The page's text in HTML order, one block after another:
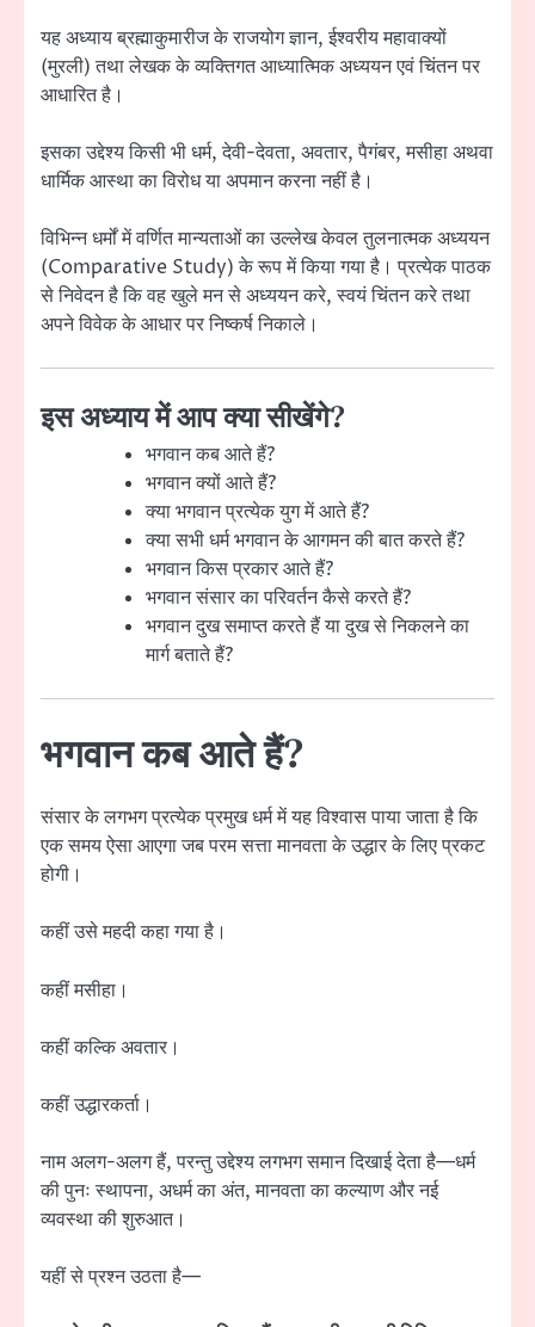
यह अध्याय ब्रह्माकुमारीज के राजयोग ज्ञान, ईश्वरीय महावाक्यों
(मुरली) तथा लेखक के व्यक्तिगत आध्यात्मिक अध्ययन एवं चिंतन पर
आधारित है।
इसका उद्देश्य किसी भी धर्म, देवी-देवता, अवतार, पैगंबर, मसीहा अथवा
धार्मिक आस्था का विरोध या अपमान करना नहीं है।
विभिन्न धर्मों में वर्णित मान्यताओं का उल्लेख केवल तुलनात्मक अध्ययन
(Comparative Study) के रूप में किया गया है। प्रत्येक पाठक
से निवेदन है कि वह खुले मन से अध्ययन करे, स्वयं चिंतन करे तथा
अपने विवेक के आधार पर निष्कर्ष निकाले।
इस अध्याय में आप क्या सीखेंगे?
भगवान कब आते हैं?
भगवान क्यों आते हैं?
क्या भगवान प्रत्येक युग में आते हैं?
क्या सभी धर्म भगवान के आगमन की बात करते हैं?
भगवान किस प्रकार आते हैं?
भगवान संसार का परिवर्तन कैसे करते हैं?
भगवान दुख समाप्त करते हैं या दुख से निकलने का
मार्ग बताते हैं?
भगवान कब आते हैं?
संसार के लगभग प्रत्येक प्रमुख धर्म में यह विश्वास पाया जाता है कि
एक समय ऐसा आएगा जब परम सत्ता मानवता के उद्धार के लिए प्रकट
होगी।
कहीं उसे महदी कहा गया है।
कहीं मसीहा।
कहीं कल्कि अवतार।
कहीं उद्धारकर्ता।
नाम अलग-अलग हैं, परन्तु उद्देश्य लगभग समान दिखाई देता है—धर्म
की पुनः स्थापना, अधर्म का अंत, मानवता का कल्याण और नई
व्यवस्था की शुरुआत।
यहीं से प्रश्न उठता है—